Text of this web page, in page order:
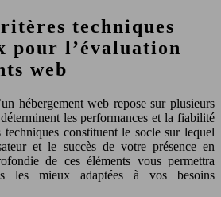
techniques
pour l’évaluation
web
hébergement web repose sur plusieurs
les performances et la fiabilité
constituent le socle sur lequel
et le succès de votre présence en
de ces éléments vous permettra
les mieux adaptées à vos besoins